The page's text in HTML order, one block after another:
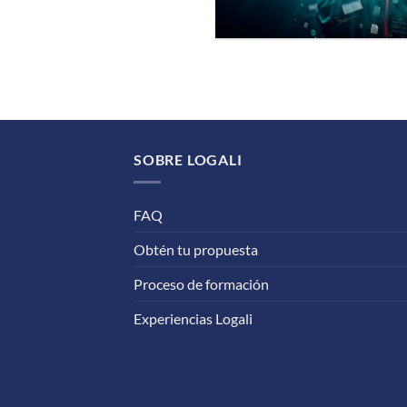
SOBRE LOGALI
FAQ
Obtén tu propuesta
Proceso de formación
Experiencias Logali